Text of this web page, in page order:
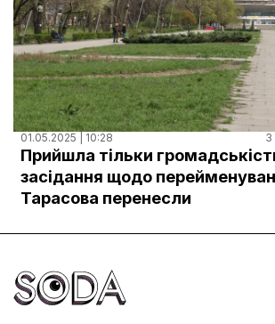
01.05.2025 | 10:28 3
Прийшла тільки
засідання щодо
Тарасова перенесли